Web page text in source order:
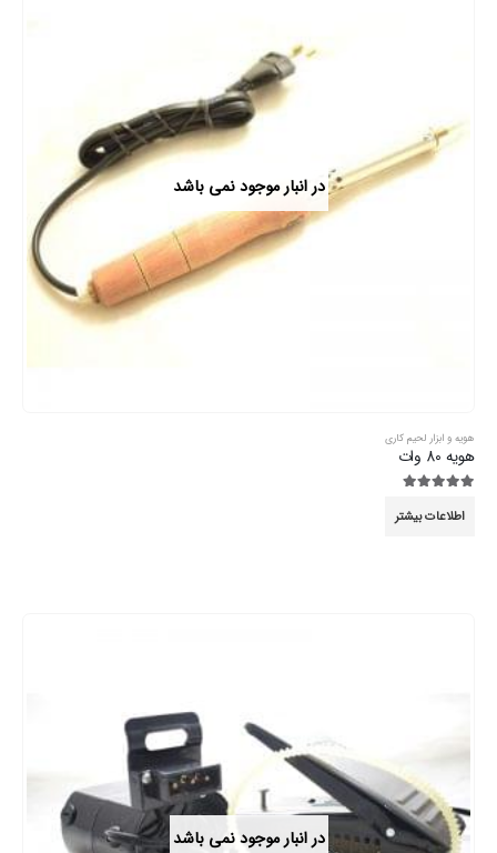
در انبار موجود نمی باشد
هویه و ابزار لحیم کاری
هویه 80 وات
اطلاعات بیشتر
در انبار موجود نمی باشد